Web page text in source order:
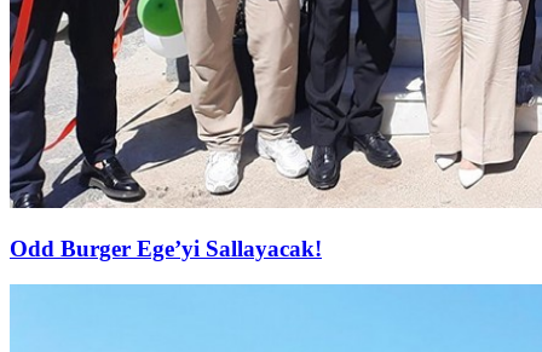
Odd Burger Ege’yi Sallayacak!